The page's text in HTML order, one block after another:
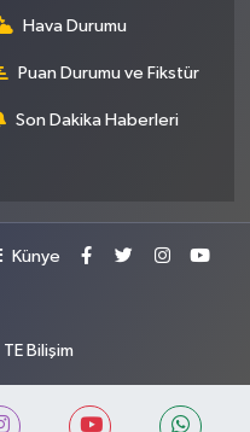
Hava Durumu
Puan Durumu ve Fikstür
Son Dakika Haberleri
Künye
TE Bilişim